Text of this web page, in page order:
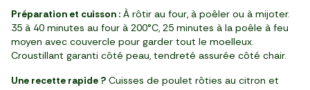
Préparation et cuisson : À rôtir au four, à poêler ou à mijoter.
35 à 40 minutes au four à 200°C, 25 minutes à la poêle à feu
moyen avec couvercle pour garder tout le moelleux.
Croustillant garanti côté peau, tendreté assurée côté chair.
Une recette rapide ? Cuisses de poulet rôties au citron et